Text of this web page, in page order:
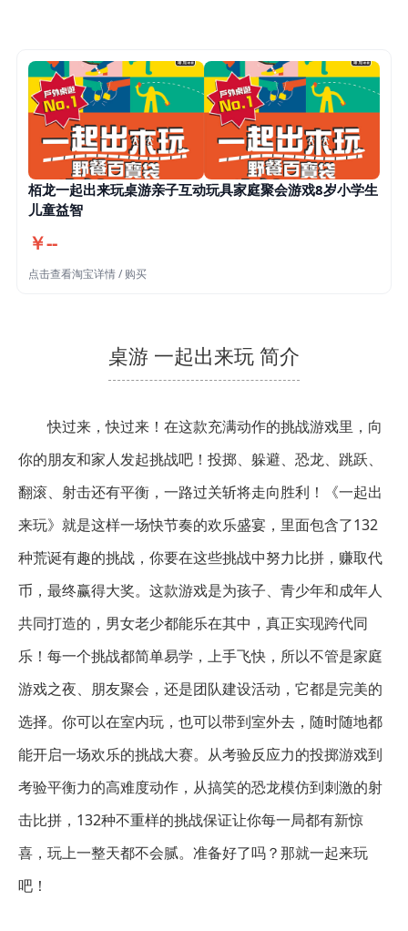
栢龙一起出来玩桌游亲子互动玩具家庭聚会游戏8岁小学生
儿童益智
￥--
点击查看淘宝详情 / 购买
桌游 一起出来玩 简介
快过来，快过来！在这款充满动作的挑战游戏里，向
你的朋友和家人发起挑战吧！投掷、躲避、恐龙、跳跃、
翻滚、射击还有平衡，一路过关斩将走向胜利！《一起出
来玩》就是这样一场快节奏的欢乐盛宴，里面包含了132
种荒诞有趣的挑战，你要在这些挑战中努力比拼，赚取代
币，最终赢得大奖。这款游戏是为孩子、青少年和成年人
共同打造的，男女老少都能乐在其中，真正实现跨代同
乐！每一个挑战都简单易学，上手飞快，所以不管是家庭
游戏之夜、朋友聚会，还是团队建设活动，它都是完美的
选择。你可以在室内玩，也可以带到室外去，随时随地都
能开启一场欢乐的挑战大赛。从考验反应力的投掷游戏到
考验平衡力的高难度动作，从搞笑的恐龙模仿到刺激的射
击比拼，132种不重样的挑战保证让你每一局都有新惊
喜，玩上一整天都不会腻。准备好了吗？那就一起来玩
吧！